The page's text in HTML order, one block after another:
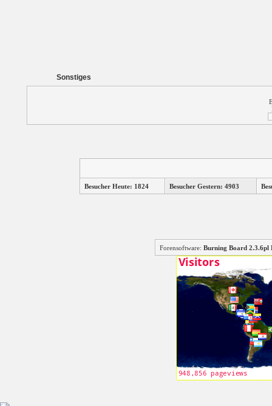
Sonstiges
Besucher Heute: 1824 Besucher Gestern: 4903
Forensoftware: Burning Board